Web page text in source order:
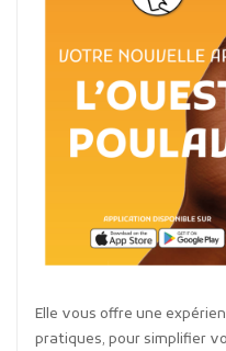
Elle vous offre une
pratiques, pour simplifier